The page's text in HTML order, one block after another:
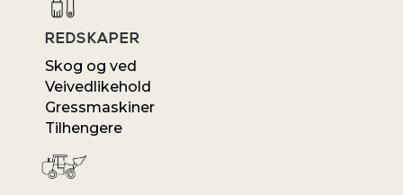
REDSKAPER
Skog og ved
Veivedlikehold
Gressmaskiner
Tilhengere